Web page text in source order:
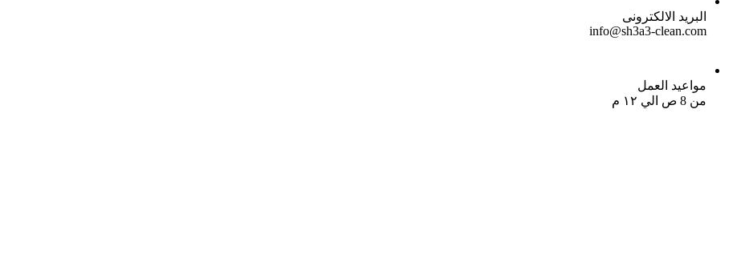
البريد الالكترونى
info@sh3a3-clean.com
مواعيد العمل
من 8 ص الي ١٢ م